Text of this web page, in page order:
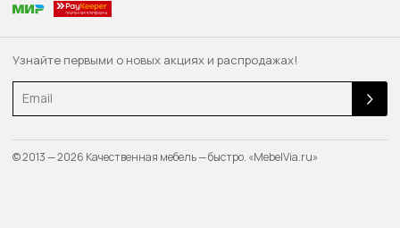
Узнайте первыми о новых акциях и распродажах!
Email
© 2013 — 2026 Качественная мебель — быстро. «MebelVia.ru»